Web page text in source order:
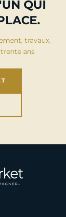
QUI
travaux,
ans